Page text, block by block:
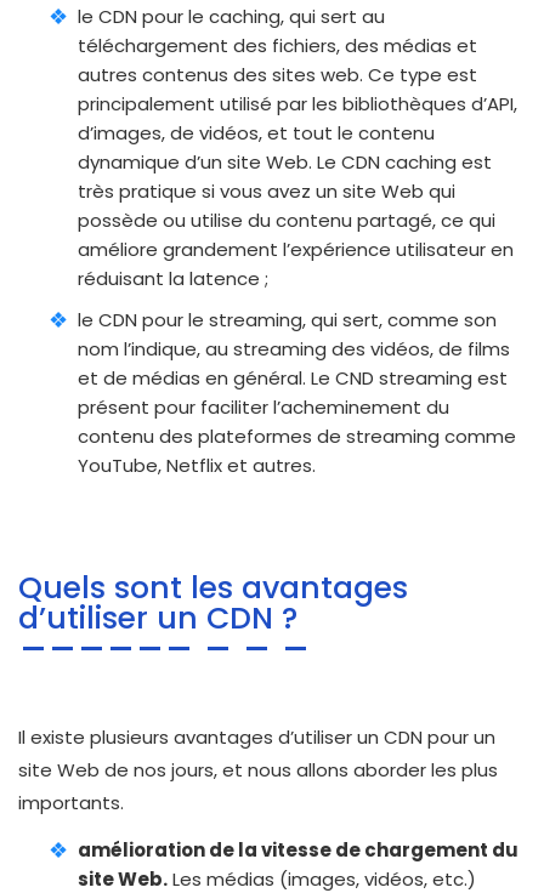
le CDN pour le caching, qui sert au
téléchargement des fichiers, des médias et
autres contenus des sites web. Ce type est
principalement utilisé par les bibliothèques d’API,
d’images, de vidéos, et tout le contenu
dynamique d’un site Web. Le CDN caching est
très pratique si vous avez un site Web qui
possède ou utilise du contenu partagé, ce qui
améliore grandement l’expérience utilisateur en
réduisant la latence ;
le CDN pour le streaming, qui sert, comme son
nom l’indique, au streaming des vidéos, de films
et de médias en général. Le CND streaming est
présent pour faciliter l’acheminement du
contenu des plateformes de streaming comme
YouTube, Netflix et autres.
Quels sont les avantages
d’utiliser un CDN ?
Il existe plusieurs avantages d’utiliser un CDN pour un
site Web de nos jours, et nous allons aborder les plus
importants.
amélioration de la vitesse de chargement du
site Web.Les médias (images, vidéos, etc.)